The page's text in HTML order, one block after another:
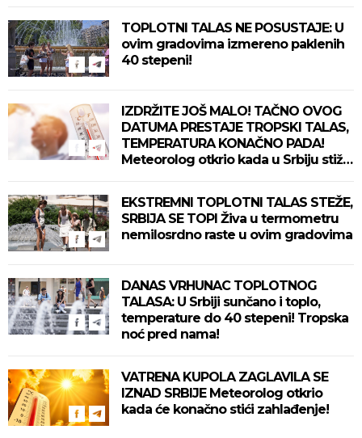
TOPLOTNI TALAS NE POSUSTAJE: U
ovim gradovima izmereno paklenih
40 stepeni!
IZDRŽITE JOŠ MALO! TAČNO OVOG
DATUMA PRESTAJE TROPSKI TALAS,
TEMPERATURA KONAČNO PADA!
Meteorolog otkrio kada u Srbiju stiže
EKSTREMNI TOPLOTNI TALAS STEŽE,
SRBIJA SE TOPI Živa u termometru
nemilosrdno raste u ovim gradovima
DANAS VRHUNAC TOPLOTNOG
TALASA: U Srbiji sunčano i toplo,
temperature do 40 stepeni! Tropska
noć pred nama!
VATRENA KUPOLA ZAGLAVILA SE
IZNAD SRBIJE Meteorolog otkrio
kada će konačno stići zahlađenje!